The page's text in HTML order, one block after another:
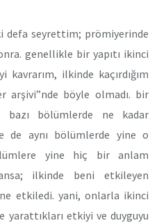
defa seyrettim; prömiyerinde
genellikle bir yapıtı ikinci
ilkinde kaçırdığım
arşivi”nde böyle olmadı. bir
bazı bölümlerde ne kadar
de aynı bölümlerde yine o
yine hiç bir anlam
ilkinde beni etkileyen
etkiledi. yani, onlarla ikinci
yarattıkları etkiyi ve duyguyu